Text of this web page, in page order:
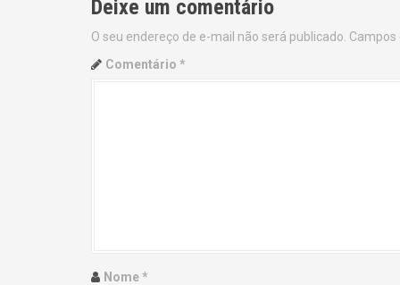
t
n
Deixe um comentário
O seu endereço de e-mail não será publicado.
Comentário *
Nome*